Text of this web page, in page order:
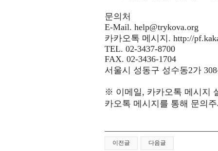
문의처
E-Mail. help@trykova.org
카카오톡 메시지 . http://
TEL. 02-3437-8700
FAX. 02-3436-1704
서울시 성동구 성수동2가
※ 이메일, 카카오톡 메시지
카오톡 메시지를 통해 문의
이전글 다음글